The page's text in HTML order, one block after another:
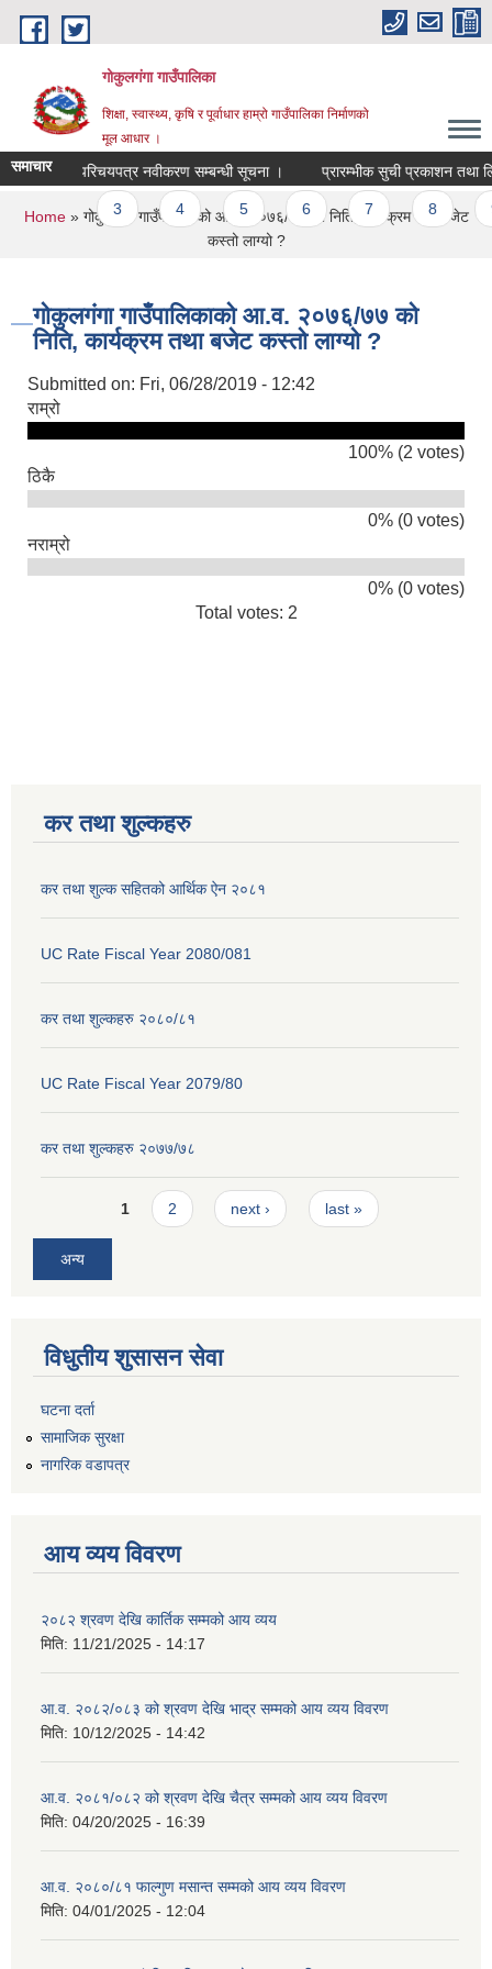
Skip to main content
गोकुलगंगा गाउँपालिका
शिक्षा, स्वास्थ्य, कृषि र पूर्वाधार हाम्रो गाउँपालिका निर्माणको
मूल आधार ।
समाचारसुरक्षा परिचयपत्र नवीकरण सम्बन्धी सूचना । प्रारम्भीक सुची प्रकाशन तथा
4 6 7 9
You are here
Home» गोकुलगंगा गाउँपालिकाको आ.व. २०७६/७७ को निति, कार्यक्रम तथा बजेट
कस्तो लाग्यो ?
गोकुलगंगा गाउँपालिकाको आ.व. २०७६/७७ को
निति, कार्यक्रम तथा बजेट कस्तो लाग्यो ?
Submitted on: Fri, 06/28/2019 - 12:42
राम्रो
100% (2 votes)
ठिकै
0% (0 votes)
नराम्रो
0% (0 votes)
Total votes: 2
कर तथा शुल्कहरु
कर तथा शुल्क सहितको आर्थिक ऐन २०८१
UC Rate Fiscal Year 2080/081
कर तथा शुल्कहरु २०८०/८१
UC Rate Fiscal Year 2079/80
कर तथा शुल्कहरु २०७७/७८
Pages1 2 next › last »
अन्य
विधुतीय शुसासन सेवा
घटना दर्ता
सामाजिक सुरक्षा
नागरिक वडापत्र
आय व्यय विवरण
२०८२ श्रवण देखि कार्तिक सम्मको आय व्यय
मिति: 11/21/2025 - 14:17
आ.व. २०८२/०८३ को श्रवण देखि भाद्र सम्मको आय व्यय विवरण
मिति: 10/12/2025 - 14:42
आ.व. २०८१/०८२ को श्रवण देखि चैत्र सम्मको आय व्यय विवरण
मिति: 04/20/2025 - 16:39
आ.व. २०८०/८१ फाल्गुण मसान्त सम्मको आय व्यय विवरण
मिति: 04/01/2025 - 12:04